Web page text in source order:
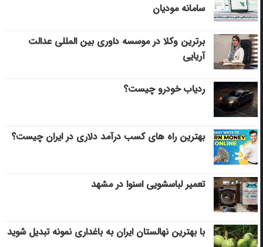
سامانه مودیان
برترین وکلا در موسسه داوری بین المللی عدالت
آریایی
ردیاب خودرو چیست؟
بهترین راه های کسب درآمد دلاری در ایران چیست؟
تعمیر لباسشویی اسنوا در مشهد
با بهترین نهالستان ایران به باغداری نمونه تبدیل شوید